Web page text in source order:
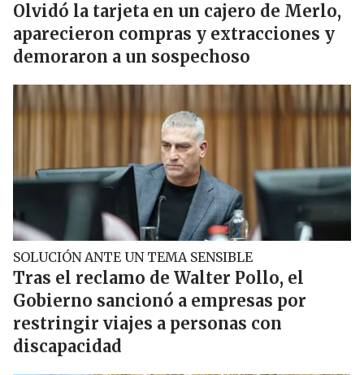
Olvidó la tarjeta en un cajero de Merlo,
aparecieron compras y extracciones y
demoraron a un sospechoso
SOLUCIÓN ANTE UN TEMA SENSIBLE
Tras el reclamo de Walter Pollo, el
Gobierno sancionó a empresas por
restringir viajes a personas con
discapacidad